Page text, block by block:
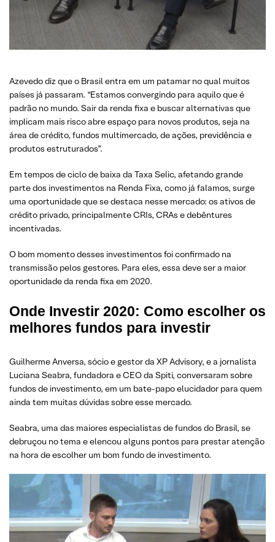
Azevedo diz que o Brasil entra em um patamar no qual muitos
países já passaram. “Estamos convergindo para aquilo que é
padrão no mundo. Sair da renda fixa e buscar alternativas que
implicam mais risco abre espaço para novos produtos, seja na
área de crédito, fundos multimercado, de ações, previdência e
produtos estruturados”.
Em tempos de ciclo de baixa da Taxa Selic, afetando grande
parte dos investimentos na Renda Fixa, como já falamos, surge
uma oportunidade que se destaca nesse mercado: os ativos de
crédito privado, principalmente CRIs, CRAs e debêntures
incentivadas.
O bom momento desses investimentos foi confirmado na
transmissão pelos gestores. Para eles, essa deve ser a maior
oportunidade da renda fixa em 2020.
Onde Investir 2020: Como escolher os
melhores fundos para investir
Guilherme Anversa, sócio e gestor da XP Advisory, e a jornalista
Luciana Seabra, fundadora e CEO da Spiti, conversaram sobre
fundos de investimento, em um bate-papo elucidador para quem
ainda tem muitas dúvidas sobre esse mercado.
Seabra, uma das maiores especialistas de fundos do Brasil, se
debruçou no tema e elencou alguns pontos para prestar atenção
na hora de escolher um bom fundo de investimento.